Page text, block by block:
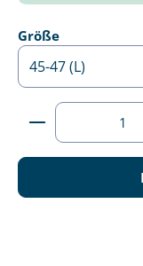
Größeauswählen
Produkt